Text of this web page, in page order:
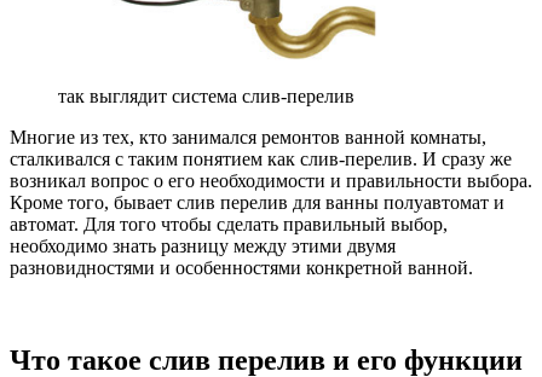
так выглядит система слив-перелив
Многие из тех, кто занимался ремонтов ванной комнаты,
сталкивался с таким понятием как слив-перелив. И сразу же
возникал вопрос о его необходимости и правильности выбора.
Кроме того, бывает слив перелив для ванны полуавтомат и
автомат. Для того чтобы сделать правильный выбор,
необходимо знать разницу между этими двумя
разновидностями и особенностями конкретной ванной.
Что такое слив перелив и его функции